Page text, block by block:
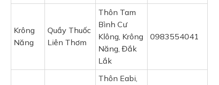
Krông
Năng
Quầy Thuốc
Liên Thơm
Thôn Tam
Bình Cư
Klông, Krông
Năng, Đắk
Lắk
0983554041
Thôn Eabi,